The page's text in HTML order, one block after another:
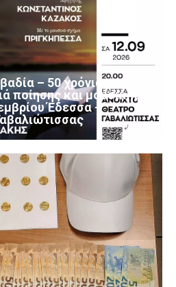
– 50 χρόνια
ποίησης και μουσικής
Έδεσσα –